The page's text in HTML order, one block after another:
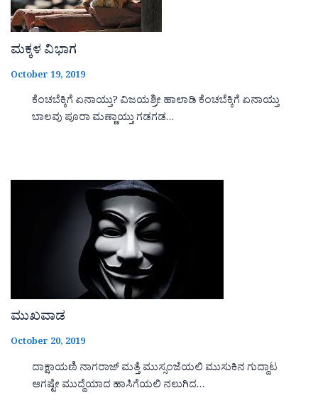
ಮಕ್ಕಳ ವಿಭಾಗ
October 19, 2019
ಕೆಂಚಬೆಕ್ಕಿಗೆ ಏನಾಯ್ತು? ವಿಜಯಶ್ರೀ ಹಾಲಾಡಿ ಕೆಂಚಬೆಕ್ಕಿಗೆ ಏನಾಯ್ತು
ಬಾಲವು ಪೂರಾ ಮಣ್ಣಾಯ್ತು ಗಡಗಡ…
ಮುಖವಾಡ
October 20, 2019
ದಾಕ್ಷಾಯಣಿ ನಾಗರಾಜ್ ಮತ್ತೆ ಮುಸ್ಸಂಜೆಯಲಿ ಮುಸುಕಿನ ಗುದ್ದಾಟ
ಆಗಷ್ಟೇ ಮುದ್ದೆಯಾದ ಹಾಸಿಗೆಯಲಿ ನಲುಗಿದ…